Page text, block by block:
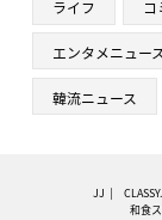
ライフ コ
エンタメニュース
韓流ニュース
JJ CLASSY.
和食